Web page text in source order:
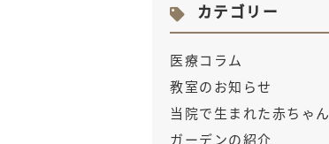
カテゴリー
医療コラム
教室のお知らせ
当院で生まれた赤ちゃん
ガーデンの紹介